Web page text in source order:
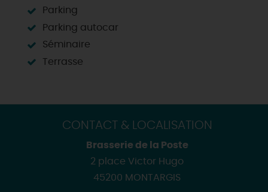
Parking
Parking autocar
Séminaire
Terrasse
CONTACT & LOCALISATION
Brasserie de la Poste
2 place Victor Hugo
45200 MONTARGIS